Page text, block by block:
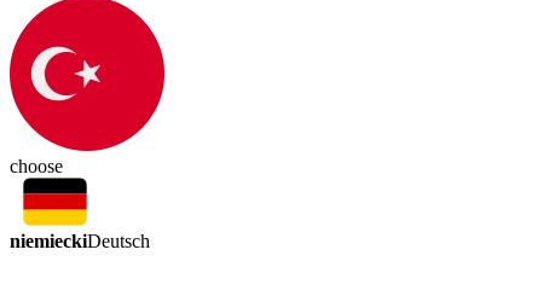
choose
niemieckiDeutsch